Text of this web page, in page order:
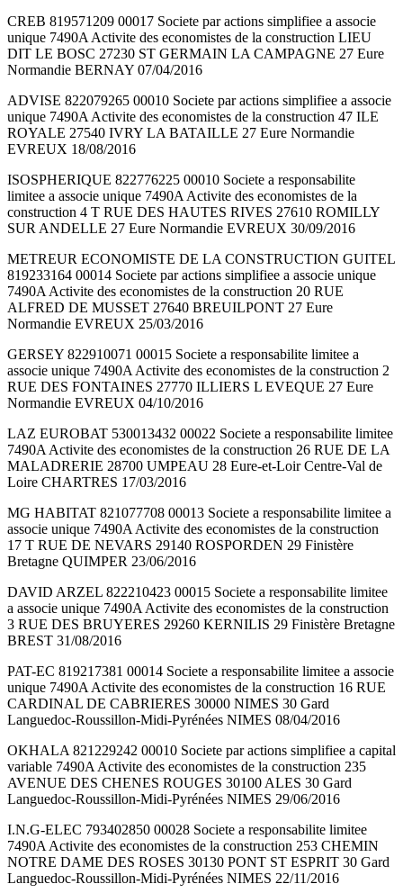
CREB 819571209 00017 Societe par actions simplifiee a associe
unique 7490A Activite des economistes de la construction LIEU
DIT LE BOSC 27230 ST GERMAIN LA CAMPAGNE 27 Eure
Normandie BERNAY 07/04/2016
ADVISE 822079265 00010 Societe par actions simplifiee a associe
unique 7490A Activite des economistes de la construction 47 ILE
ROYALE 27540 IVRY LA BATAILLE 27 Eure Normandie
EVREUX 18/08/2016
ISOSPHERIQUE 822776225 00010 Societe a responsabilite
limitee a associe unique 7490A Activite des economistes de la
construction 4 T RUE DES HAUTES RIVES 27610 ROMILLY
SUR ANDELLE 27 Eure Normandie EVREUX 30/09/2016
METREUR ECONOMISTE DE LA CONSTRUCTION GUITEL
819233164 00014 Societe par actions simplifiee a associe unique
7490A Activite des economistes de la construction 20 RUE
ALFRED DE MUSSET 27640 BREUILPONT 27 Eure
Normandie EVREUX 25/03/2016
GERSEY 822910071 00015 Societe a responsabilite limitee a
associe unique 7490A Activite des economistes de la construction 2
RUE DES FONTAINES 27770 ILLIERS L EVEQUE 27 Eure
Normandie EVREUX 04/10/2016
LAZ EUROBAT 530013432 00022 Societe a responsabilite limitee
7490A Activite des economistes de la construction 26 RUE DE LA
MALADRERIE 28700 UMPEAU 28 Eure-et-Loir Centre-Val de
Loire CHARTRES 17/03/2016
MG HABITAT 821077708 00013 Societe a responsabilite limitee a
associe unique 7490A Activite des economistes de la construction
17 T RUE DE NEVARS 29140 ROSPORDEN 29 Finistère
Bretagne QUIMPER 23/06/2016
DAVID ARZEL 822210423 00015 Societe a responsabilite limitee
a associe unique 7490A Activite des economistes de la construction
3 RUE DES BRUYERES 29260 KERNILIS 29 Finistère Bretagne
BREST 31/08/2016
PAT-EC 819217381 00014 Societe a responsabilite limitee a associe
unique 7490A Activite des economistes de la construction 16 RUE
CARDINAL DE CABRIERES 30000 NIMES 30 Gard
Languedoc-Roussillon-Midi-Pyrénées NIMES 08/04/2016
OKHALA 821229242 00010 Societe par actions simplifiee a capital
variable 7490A Activite des economistes de la construction 235
AVENUE DES CHENES ROUGES 30100 ALES 30 Gard
Languedoc-Roussillon-Midi-Pyrénées NIMES 29/06/2016
I.N.G-ELEC 793402850 00028 Societe a responsabilite limitee
7490A Activite des economistes de la construction 253 CHEMIN
NOTRE DAME DES ROSES 30130 PONT ST ESPRIT 30 Gard
Languedoc-Roussillon-Midi-Pyrénées NIMES 22/11/2016